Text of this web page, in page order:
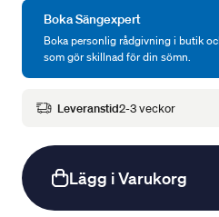
Boka Sängexpert
Boka personlig rådgivning i butik
som gör skillnad för din sömn.
Leveranstid2-3 veckor
Lägg i Varukorg